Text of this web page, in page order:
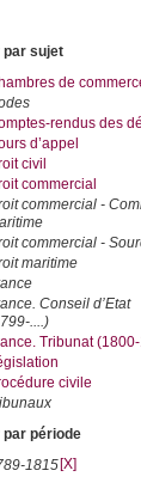
sujet
de
rendus des
d’appel
civil
commercial
commercial -
commercial -
maritime
Conseil d’Etat
....)
Tribunat
civile
période
1815[X]